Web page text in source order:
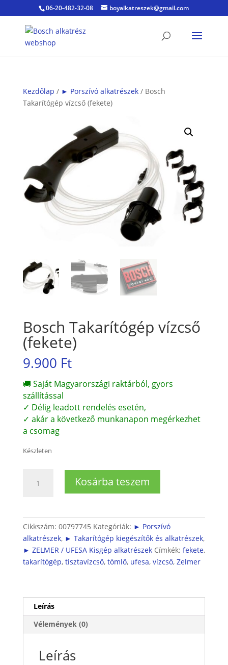
06-20-482-32-08 boyalkatreszek@gmail.com
Kezdőlap / ► Porszívó alkatrészek/ Bosch
Takarítógép vízcső (fekete)
Bosch Takarítógép vízcső
(fekete)
9.900 Ft
🚚 Saját Magyarországi raktárból, gyors
szállítással
✓ Délig leadott rendelés esetén,
✓ akár a következő munkanapon megérkezhet
a csomag
Készleten
Takarítógép
Kosárba teszem
Cikkszám: 00797745 Kategóriák: ► Porszívó
alkatrészek, ► Takarítógép kiegészítők és alkatrészek,
► ZELMER / UFESA Kisgép alkatrészek Címkék: fekete,
takarítógép, tisztavízcső, tömlő, ufesa, vízcső, Zelmer
Leírás
Vélemények (0)
Leírás